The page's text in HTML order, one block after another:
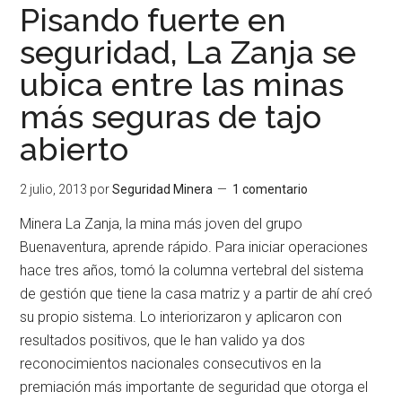
Pisando fuerte en
seguridad, La Zanja se
ubica entre las minas
más seguras de tajo
abierto
2 julio, 2013 porSeguridad Minera 1 comentario
Minera La Zanja, la mina más joven del grupo
Buenaventura, aprende rápido. Para iniciar operaciones
hace tres años, tomó la columna vertebral del sistema
de gestión que tiene la casa matriz y a partir de ahí creó
su propio sistema. Lo interiorizaron y aplicaron con
resultados positivos, que le han valido ya dos
reconocimientos nacionales consecutivos en la
premiación más importante de seguridad que otorga el